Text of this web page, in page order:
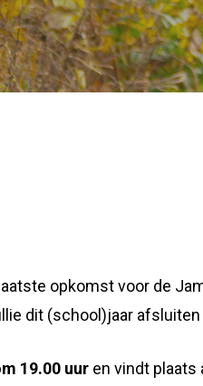
opkomst voor de
dit (school)jaar
19.00 uur en vindt plaats